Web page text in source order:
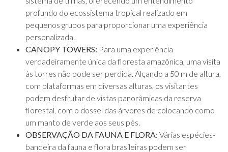
profundo do ecossistema tropical realizado em
pequenos grupos para proporcionar uma experiência
personalizada.
CANOPY TOWERS: Para uma experiência
verdadeiramente única da floresta amazônica, uma visita
às torres não pode ser perdida. Alçando a 50 m de altura,
com plataformas em diversas alturas, os visitantes
podem desfrutar de vistas panorâmicas da reserva
florestal, com o dossel das árvores de colocando como
um manto de verde aos seus pés.
OBSERVAÇÃO DA FAUNA E FLORA: Várias espécies-
bandeira da fauna e flora brasileiras podem ser